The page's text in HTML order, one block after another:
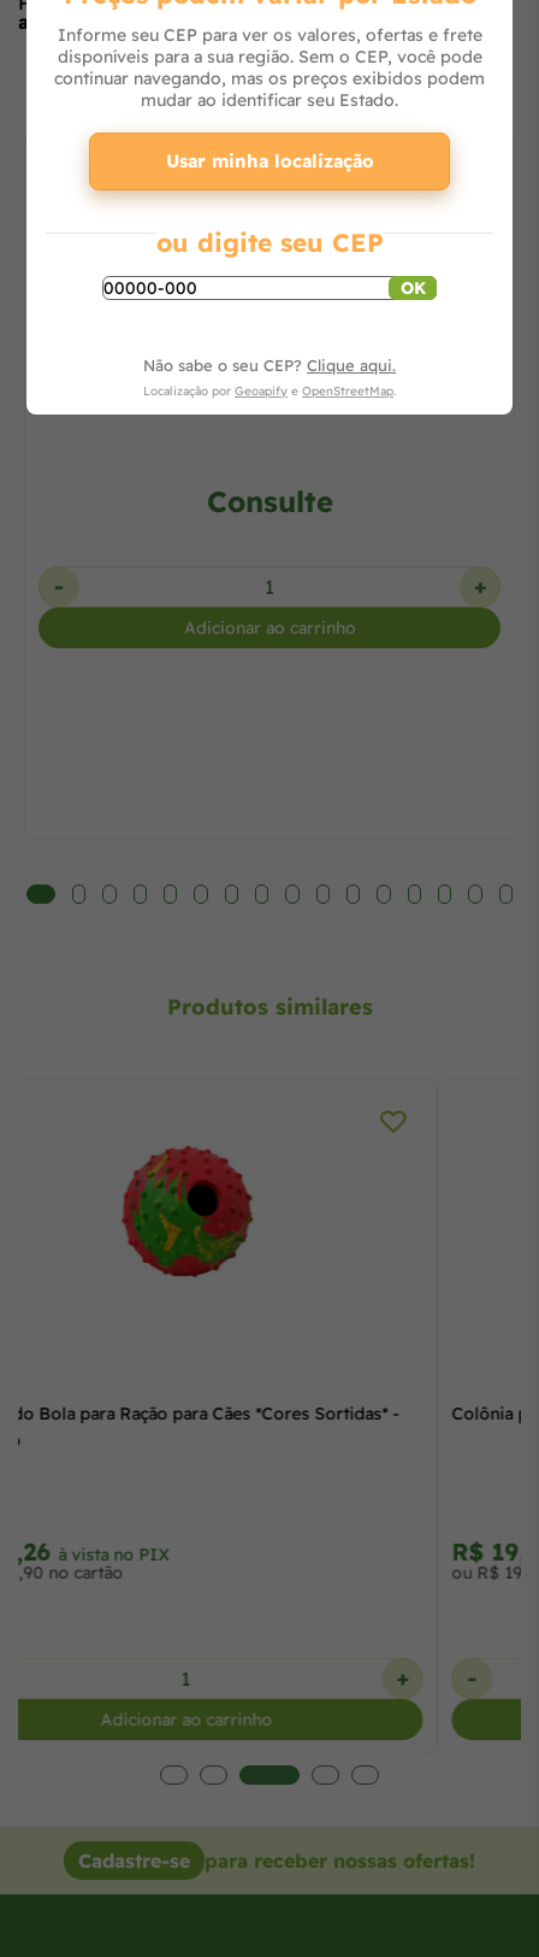
avaliar
O que os outros estão vendo
Lavadora de Alta Pressão J6000 M16 Clean
Consulte
- +
Adicionar ao carrinho
Produtos similares
Brinquedo Bola para Ração para Cães *Cores Sortidas* -
R$ 31,26à vista no PIX
ou R$ 31,90 no cartão
+
Adicionar ao carrinho
Cadastre-se para receber nossas ofertas!
Informe seu CEP para ver os valores, ofertas e frete
disponíveis para a sua região. Sem o CEP, você pode
continuar navegando, mas os preços exibidos podem
mudar ao identificar seu Estado.
Usar minha localização
ou digite seu CEP
OK
Não sabe o seu CEP? Clique aqui.
Localização por Geoapify e OpenStreetMap.